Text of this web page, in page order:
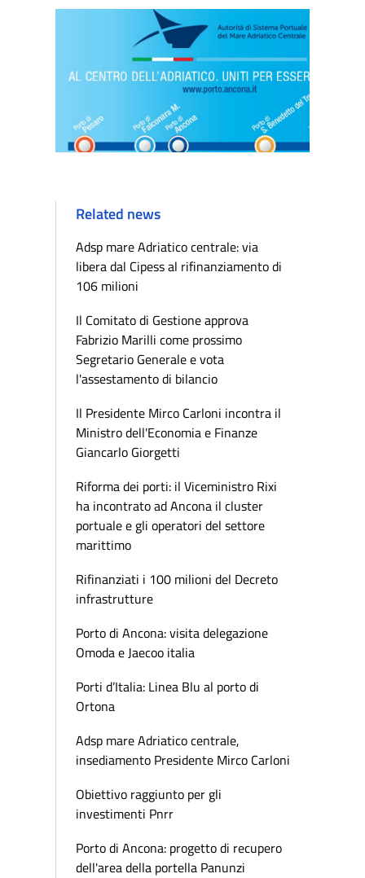
Related news
Adsp mare Adriatico centrale: via
libera dal Cipess al rifinanziamento di
106 milioni
Il Comitato di Gestione approva
Fabrizio Marilli come prossimo
Segretario Generale e vota
l'assestamento di bilancio
Il Presidente Mirco Carloni incontra il
Ministro dell'Economia e Finanze
Giancarlo Giorgetti
Riforma dei porti: il Viceministro Rixi
ha incontrato ad Ancona il cluster
portuale e gli operatori del settore
marittimo
Rifinanziati i 100 milioni del Decreto
infrastrutture
Porto di Ancona: visita delegazione
Omoda e Jaecoo italia
Porti d’Italia: Linea Blu al porto di
Ortona
Adsp mare Adriatico centrale,
insediamento Presidente Mirco Carloni
Obiettivo raggiunto per gli
investimenti Pnrr
Porto di Ancona: progetto di recupero
dell'area della portella Panunzi